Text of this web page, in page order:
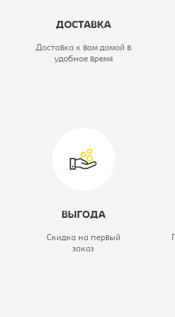
Цветовое решение:
ДОСТАВКА
Доставка к вам домой в
удобное время
ВЫГОДА
Скидка на первый
заказ